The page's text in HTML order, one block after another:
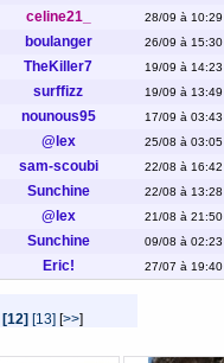
celine21_ 28/09 à 10:29
boulanger 26/09 à 15:30
TheKiller7 19/09 à 14:23
surffizz 19/09 à 13:49
nounous95 17/09 à 03:43
@lex 25/08 à 03:05
sam-scoubi 22/08 à 16:42
Sunchine 22/08 à 13:28
@lex 21/08 à 21:50
Sunchine 09/08 à 02:23
Eric! 27/07 à 19:40
[12] [13] [>>]